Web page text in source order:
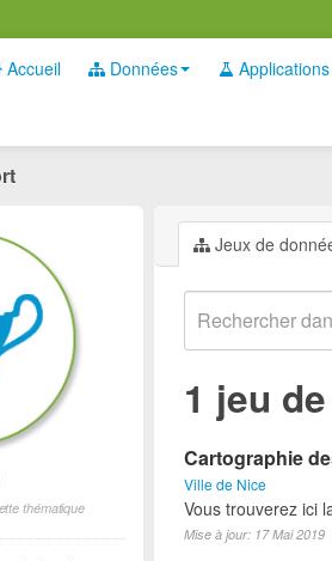
Accueil Données Applications
Jeux de
1 jeu
Cartographie
Ville de Nice
Vous trouverez ici
Mise à jour: 17 Mai 2019
thématique